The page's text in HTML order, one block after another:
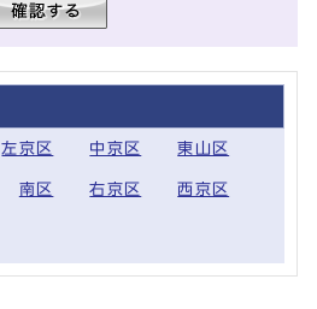
左京区 中京区 東山区
南区 右京区 西京区